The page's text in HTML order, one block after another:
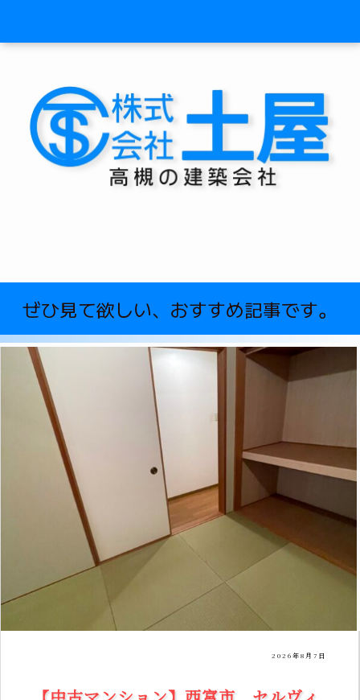
ぜひ見て欲しい、おすすめ記事です。
2026年8月7日